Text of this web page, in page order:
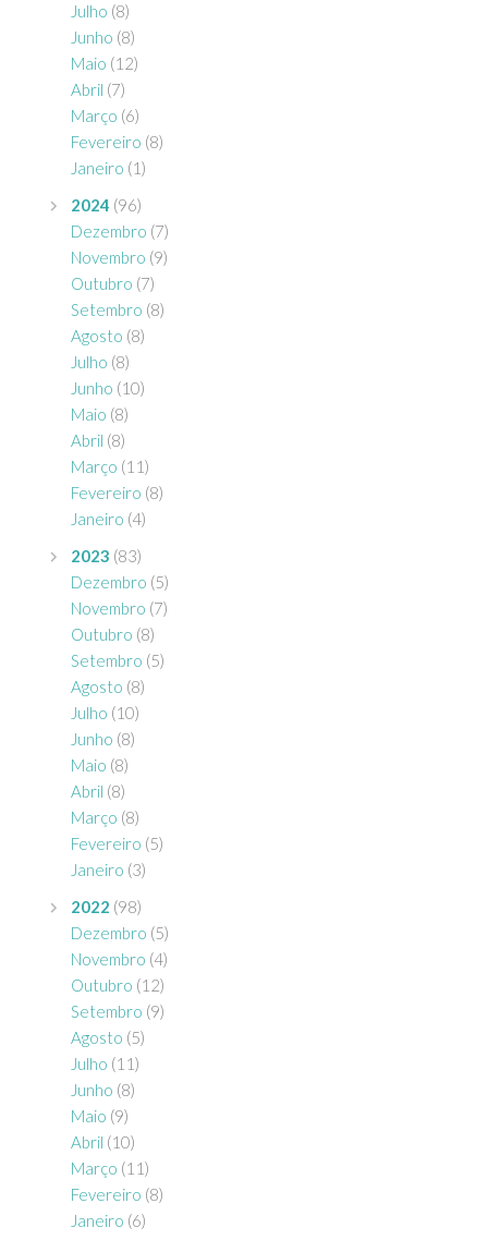
Julho (8)
Junho (8)
Maio (12)
Abril (7)
Março (6)
Fevereiro (8)
Janeiro (1)
2024 (96)
Dezembro (7)
Novembro (9)
Outubro (7)
Setembro (8)
Agosto (8)
Julho (8)
Junho (10)
Maio (8)
Abril (8)
Março (11)
Fevereiro (8)
Janeiro (4)
2023 (83)
Dezembro (5)
Novembro (7)
Outubro (8)
Setembro (5)
Agosto (8)
Julho (10)
Junho (8)
Maio (8)
Abril (8)
Março (8)
Fevereiro (5)
Janeiro (3)
2022 (98)
Dezembro (5)
Novembro (4)
Outubro (12)
Setembro (9)
Agosto (5)
Julho (11)
Junho (8)
Maio (9)
Abril (10)
Março (11)
Fevereiro (8)
Janeiro (6)